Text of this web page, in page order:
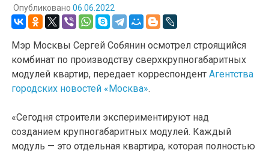
Опубликовано 06.06.2022
Мэр Москвы Сергей Собянин осмотрел строящийся
комбинат по производству сверхкрупногабаритных
модулей квартир, передает корреспондентАгентства
городских новостей «Москва».
«Сегодня строители экспериментируют над
созданием крупногабаритных модулей. Каждый
модуль — это отдельная квартира, которая полностью